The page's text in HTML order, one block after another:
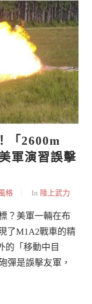
「2600m
軍演習誤擊
格 In 陸上武力
？美軍一輛在布
了M1A2戰車的精
的「移動中目
彈是誤擊友軍，